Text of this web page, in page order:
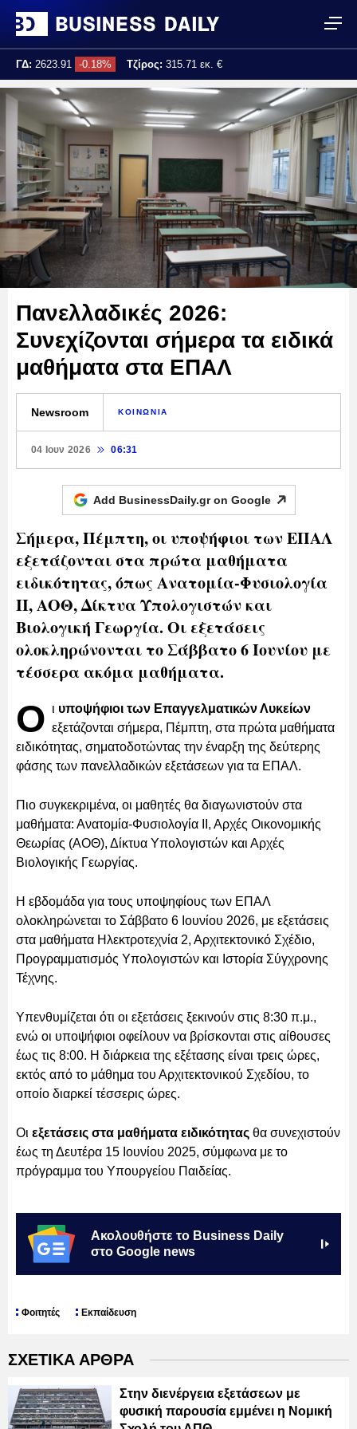
ΓΔ: 2623.91 -0.18% Τζίρος: 315.71 εκ. €
Τελ. ενημέρωση:
Πανελλαδικές 2026:
Συνεχίζονται σήμερα τα ειδικά
μαθήματα στα ΕΠΑΛ
Newsroom ΚΟΙΝΩΝΙΑ
04 Ιουν 2026 06:31
Add BusinessDaily.gr on Google
Σήμερα, Πέμπτη, οι υποψήφιοι των ΕΠΑΛ
εξετάζονται στα πρώτα μαθήματα
ειδικότητας, όπως Ανατομία-Φυσιολογία
ΙΙ, ΑΟΘ, Δίκτυα Υπολογιστών και
Βιολογική Γεωργία. Οι εξετάσεις
ολοκληρώνονται το Σάββατο 6 Ιουνίου με
τέσσερα ακόμα μαθήματα.
Ο ι υποψήφιοι των Επαγγελματικών Λυκείων
εξετάζονται σήμερα, Πέμπτη, στα πρώτα μαθήματα
ειδικότητας, σηματοδοτώντας την έναρξη της δεύτερης
φάσης των πανελλαδικών εξετάσεων για τα ΕΠΑΛ.
Πιο συγκεκριμένα, οι μαθητές θα διαγωνιστούν στα
μαθήματα: Ανατομία-Φυσιολογία ΙΙ, Αρχές Οικονομικής
Θεωρίας (ΑΟΘ), Δίκτυα Υπολογιστών και Αρχές
Βιολογικής Γεωργίας.
Η εβδομάδα για τους υποψηφίους των ΕΠΑΛ
ολοκληρώνεται το Σάββατο 6 Ιουνίου 2026, με εξετάσεις
στα μαθήματα Ηλεκτροτεχνία 2, Αρχιτεκτονικό Σχέδιο,
Προγραμματισμός Υπολογιστών και Ιστορία Σύγχρονης
Τέχνης.
Υπενθυμίζεται ότι οι εξετάσεις ξεκινούν στις 8:30 π.μ.,
ενώ οι υποψήφιοι οφείλουν να βρίσκονται στις αίθουσες
έως τις 8:00. Η διάρκεια της εξέτασης είναι τρεις ώρες,
εκτός από το μάθημα του Αρχιτεκτονικού Σχεδίου, το
οποίο διαρκεί τέσσερις ώρες.
Οι εξετάσεις στα μαθήματα ειδικότητας θα συνεχιστούν
έως τη Δευτέρα 15 Ιουνίου 2025, σύμφωνα με το
πρόγραμμα του Υπουργείου Παιδείας.
Ακολουθήστε το Business Daily
στο Google news
Φοιτητές Εκπαίδευση
ΣΧΕΤΙΚΑ ΑΡΘΡΑ
Στην διενέργεια εξετάσεων με
φυσική παρουσία εμμένει η Νομική